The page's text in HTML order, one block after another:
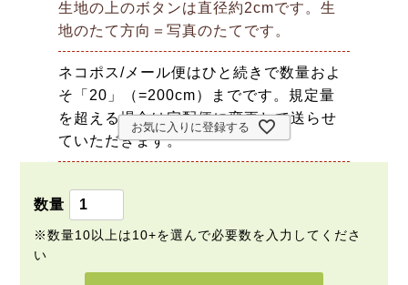
生地の上のボタンは直径約2cmです。生
地のたて方向＝写真のたてです。
ネコポス/メール便はひと続きで数量およ
そ「20」（=200cm）までです。規定量
を超える場合は宅配便に変更して送らせ
ていただきます。
お気に入りに登録する